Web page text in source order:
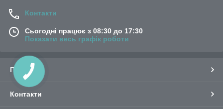
Контакти
Сьогодні працює з 08:30 до 17:30
Показати весь графік роботи
Про нас
Контакти